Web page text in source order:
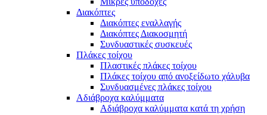
Διακόπτες
Διακόπτες εναλλαγής
Διακόπτες Διακοσμητή
Συνδυαστικές συσκευές
Πλάκες τοίχου
Πλαστικές πλάκες τοίχου
Πλάκες τοίχου από ανοξείδωτο χάλυβα
Συνδυασμένες πλάκες τοίχου
Αδιάβροχα καλύμματα
Αδιάβροχα καλύμματα κατά τη χρήση